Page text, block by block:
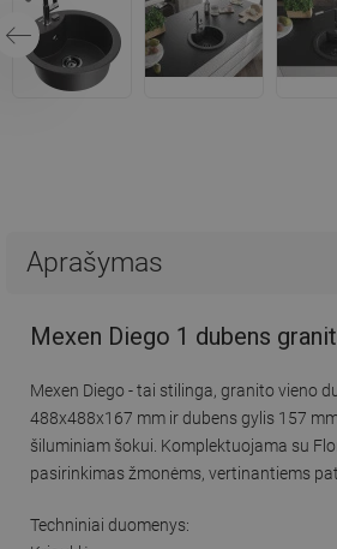
Aprašymas
Mexen Diego 1 dubens
Mexen Diego - tai stilinga, granito vieno
488x488x167 mm ir dubens gylis 157
šiluminiam šokui. Komplektuojama su
pasirinkimas žmonėms, vertinantiems
Techniniai duomenys: